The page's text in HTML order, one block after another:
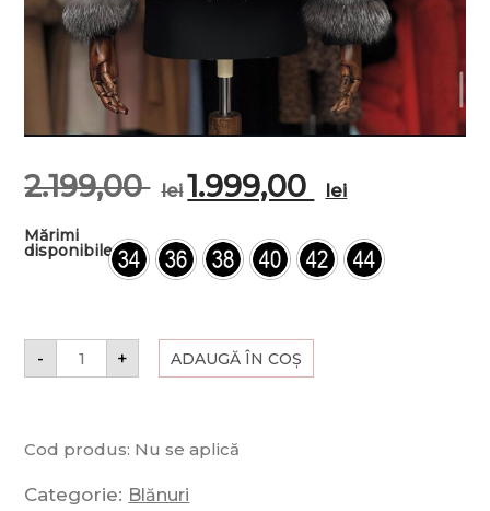
2.199,00 lei 1.999,00 lei
Mărimi
disponibile
- + ADAUGĂ ÎN COȘ
Cod produs: Nu se aplică
Categorie: Blănuri